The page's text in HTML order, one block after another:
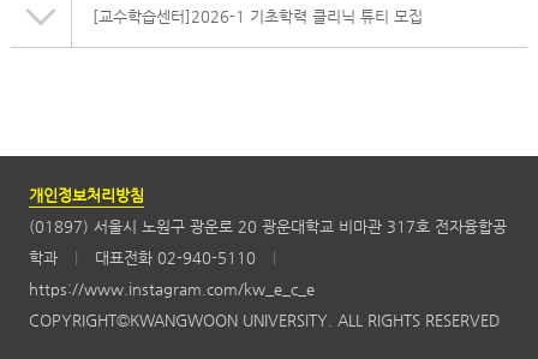
[교수학습센터]2026-1 기초학력 클리닉 튜티 모집
개인정보처리방침
(01897) 서울시 노원구 광운로 20 광운대학교 비마관 317호 전자융합공
학과
대표전화 02-940-5110
https://www.instagram.com/kw_e_c_e
COPYRIGHT©KWANGWOON UNIVERSITY. ALL RIGHTS RESERVED